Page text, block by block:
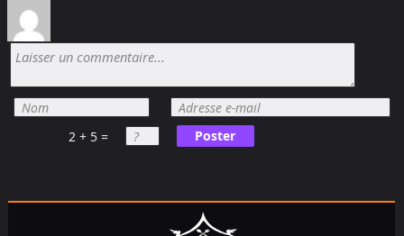
2 + 5 = Poster